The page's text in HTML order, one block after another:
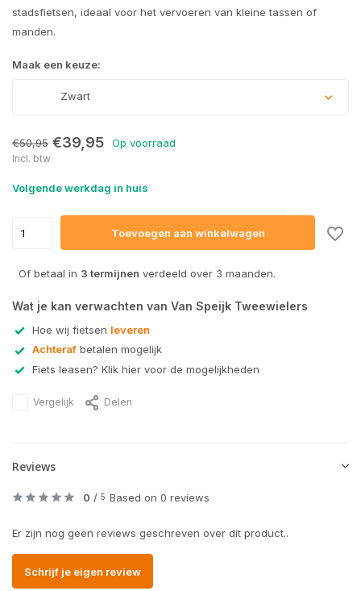
stadsfietsen, ideaal voor het vervoeren van kleine tassen of
manden.
Maak een keuze:
Zwart
€50,95 €39,95 Op voorraad
Incl. btw
Volgende werkdag in huis
Toevoegen aan winkelwagen
Of betaal in 3 termijnen verdeeld over 3 maanden.
Wat je kan verwachten van Van Speijk Tweewielers
Hoe wij fietsen leveren
Achteraf betalen mogelijk
Fiets leasen? Klik hier voor de mogelijkheden
Vergelijk Delen
Reviews
0 / 5 Based on 0 reviews
Er zijn nog geen reviews geschreven over dit product..
Schrijf je eigen review